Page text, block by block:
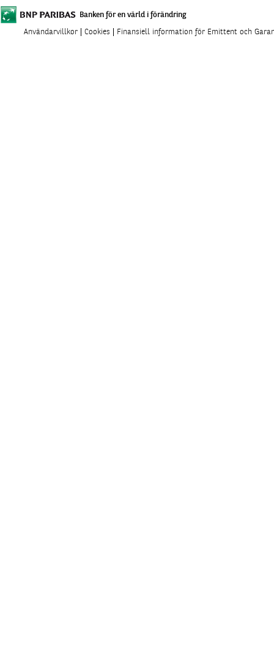
Banken för en värld i förändring
Användarvillkor Cookies Finansiell information för Emittent och